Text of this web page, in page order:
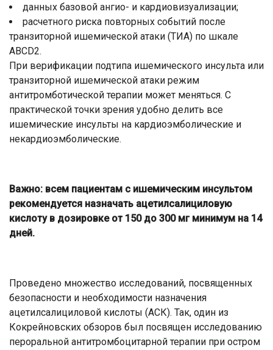
данных базовой ангио- и кардиовизуализации;
расчетного риска повторных событий после
транзиторной ишемической атаки (ТИА) по шкале
ABCD2.
При верификации подтипа ишемического инсульта или
транзиторной ишемической атаки режим
антитромботической терапии может меняться. С
практической точки зрения удобно делить все
ишемические инсульты на кардиоэмболические и
некардиоэмболические.
Важно: всем пациентам с ишемическим инсультом
рекомендуется назначать ацетилсалициловую
кислоту в дозировке от 150 до 300 мг минимум на 14
дней.
Проведено множество исследований, посвященных
безопасности и необходимости назначения
ацетилсалициловой кислоты (АСК). Так, один из
Кокрейновских обзоров был посвящен исследованию
пероральной антитромбоцитарной терапии при остром